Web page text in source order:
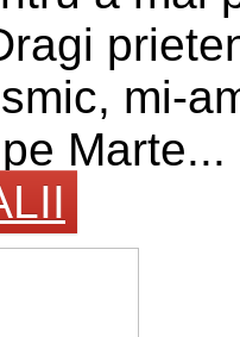
mi-
Marte...